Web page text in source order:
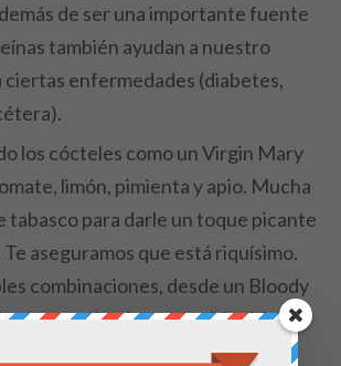
de ser una importante fuente
también ayudan a nuestro
enfermedades (diabetes,
los cócteles como un Virgin Mary
limón, pimienta y apio. Mucha
tabasco para darle un toque picante
aseguramos que está riquísimo.
combinaciones, desde un Bloody
y vegetales, hasta un daiquiri de
¿Conoces la combinación de un